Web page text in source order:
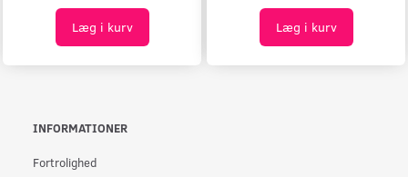
Læg i kurv Læg i kurv
INFORMATIONER
Fortrolighed